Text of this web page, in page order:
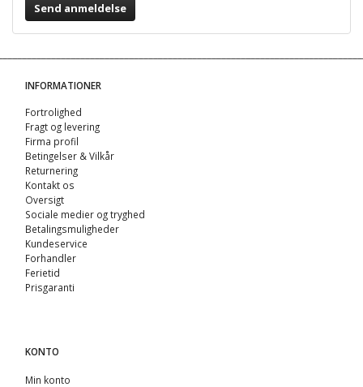
Send anmeldelse
INFORMATIONER
Fortrolighed
Fragt og levering
Firma profil
Betingelser & Vilkår
Returnering
Kontakt os
Oversigt
Sociale medier og tryghed
Betalingsmuligheder
Kundeservice
Forhandler
Ferietid
Prisgaranti
KONTO
Min konto